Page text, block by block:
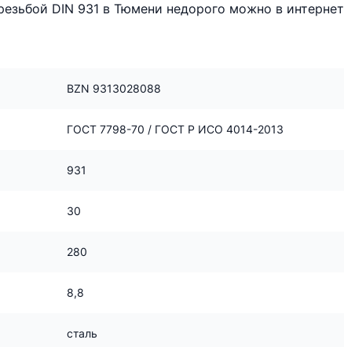
DIN 931 в Тюмени недорого можно в
BZN 9313028088
ГОСТ 7798-70 / ГОСТ Р ИСО 4014-2013
931
30
280
8,8
сталь